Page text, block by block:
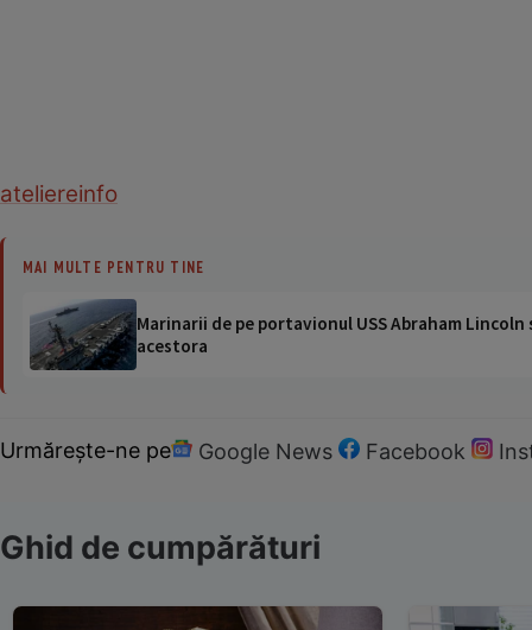
ateliereinfo
MAI MULTE PENTRU TINE
Marinarii de pe portavionul USS Abraham
acestora
Urmărește-ne pe Google News Facebook
Ghid de cumpărături